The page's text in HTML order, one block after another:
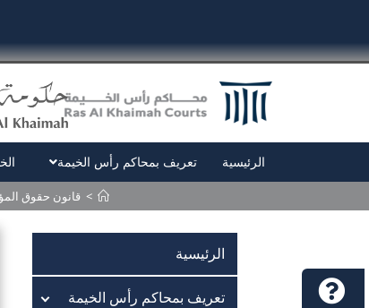
الرئيسية تعريف بمحاكم رأس الخيمة
> قانون حقوق المؤلف والحقوق
الرئيسية
تعريف بمحاكم رأس الخيمة